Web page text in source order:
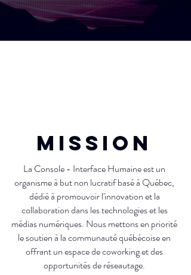
Mission
La Console - Interface Humaine est un
organisme à but non lucratif basé à Québec,
dédié à promouvoir l'innovation et la
collaboration dans les technologies et les
médias numériques. Nous mettons en priorité
le soutien à la communauté québécoise en
offrant un espace de coworking et des
opportunités de réseautage.​